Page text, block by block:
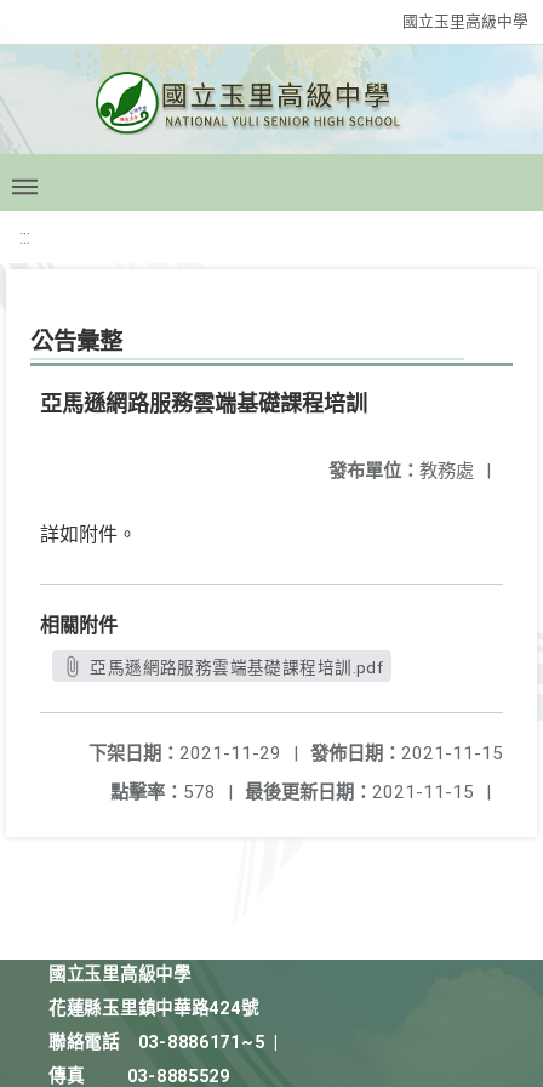
國立玉里高級中學
:::
公告彙整
亞馬遜網路服務雲端基礎課程培訓
發布單位： 教務處 |
詳如附件。
相關附件
亞馬遜網路服務雲端基礎課程培訓.pdf
發佈日期： 2021-11-15
下架日期： 2021-11-29
|
最後更新日期： 2021-11-15 |
點擊率： 578 |
國立玉里高級中學
花蓮縣玉里鎮中華路424號
聯絡電話
03-8886171~5
傳真
03-8885529